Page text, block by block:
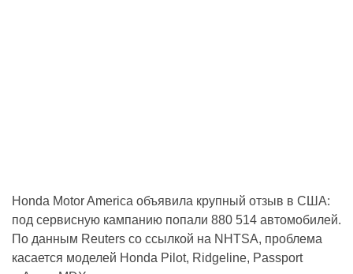
Honda Motor America объявила крупный отзыв в США:
под сервисную кампанию попали 880 514 автомобилей.
По данным Reuters со ссылкой на NHTSA, проблема
касается моделей Honda Pilot, Ridgeline, Passport